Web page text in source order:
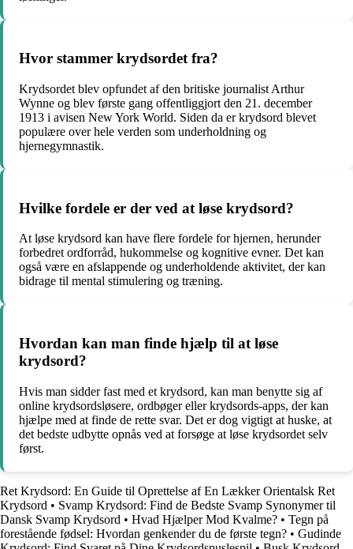
Hvor stammer krydsordet fra?
Krydsordet blev opfundet af den britiske journalist Arthur
Wynne og blev første gang offentliggjort den 21. december
1913 i avisen New York World. Siden da er krydsord blevet
populære over hele verden som underholdning og
hjernegymnastik.
Hvilke fordele er der ved at løse krydsord?
At løse krydsord kan have flere fordele for hjernen, herunder
forbedret ordforråd, hukommelse og kognitive evner. Det kan
også være en afslappende og underholdende aktivitet, der kan
bidrage til mental stimulering og træning.
Hvordan kan man finde hjælp til at løse
krydsord?
Hvis man sidder fast med et krydsord, kan man benytte sig af
online krydsordsløsere, ordbøger eller krydsords-apps, der kan
hjælpe med at finde de rette svar. Det er dog vigtigt at huske, at
det bedste udbytte opnås ved at forsøge at løse krydsordet selv
først.
Ret Krydsord: En Guide til Oprettelse af En Lækker Orientalsk Ret
Krydsord • Svamp Krydsord: Find de Bedste Svamp Synonymer til
Dansk Svamp Krydsord • Hvad Hjælper Mod Kvalme? • Tegn på
forestående fødsel: Hvordan genkender du de første tegn? • Gudinde